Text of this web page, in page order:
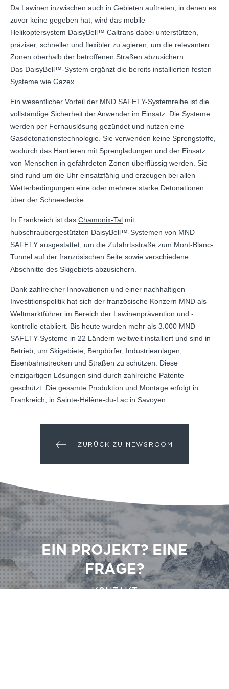
Da Lawinen inzwischen auch in Gebieten auftreten, in denen es
zuvor keine gegeben hat, wird das mobile
Helikoptersystem DaisyBell™ Caltrans dabei unterstützen,
präziser, schneller und flexibler zu agieren, um die relevanten
Zonen oberhalb der betroffenen Straßen abzusichern.
Das DaisyBell™-System ergänzt die bereits installierten festen
Systeme wie Gazex
Ein wesentlicher Vorteil der MND SAFETY-Systemreihe ist die
vollständige Sicherheit der Anwender im Einsatz. Die Systeme
werden per Fernauslösung gezündet und nutzen eine
Gasdetonationstechnologie. Sie verwenden keine Sprengstoffe,
wodurch das Hantieren mit Sprengladungen und der Einsatz
von Menschen in gefährdeten Zonen überflüssig werden. Sie
sind rund um die Uhr einsatzfähig und erzeugen bei allen
Wetterbedingungen eine oder mehrere starke Detonationen
über der Schneedecke.
In Frankreich ist das Chamonix-Tal mit
hubschraubergestützten DaisyBell™-Systemen von MND
SAFETY ausgestattet, um die Zufahrtsstraße zum Mont-Blanc-
Tunnel auf der französischen Seite sowie verschiedene
Abschnitte des Skigebiets abzusichern.
Dank zahlreicher Innovationen und einer nachhaltigen
Investitionspolitik hat sich der französische Konzern MND als
Weltmarktführer im Bereich der Lawinenprävention und -
kontrolle etabliert. Bis heute wurden mehr als 3.000 MND
SAFETY-Systeme in 22 Ländern weltweit installiert und sind in
Betrieb, um Skigebiete, Bergdörfer, Industrieanlagen,
Eisenbahnstrecken und Straßen zu schützen. Diese
einzigartigen Lösungen sind durch zahlreiche Patente
geschützt. Die gesamte Produktion und Montage erfolgt in
Frankreich, in Sainte-Hélène-du-Lac in Savoyen.
ZURÜCK ZU NEWSROOM
EIN PROJEKT? EINE
FRAGE?
KONTAKT